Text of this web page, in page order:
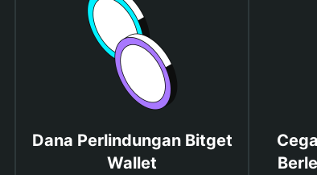
Dana Perlindungan Bitget
Wallet